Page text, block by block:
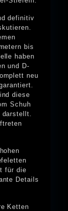
definitiv
bis
haben
und D-
neu
diese
Schuh
für die
Details
Ketten